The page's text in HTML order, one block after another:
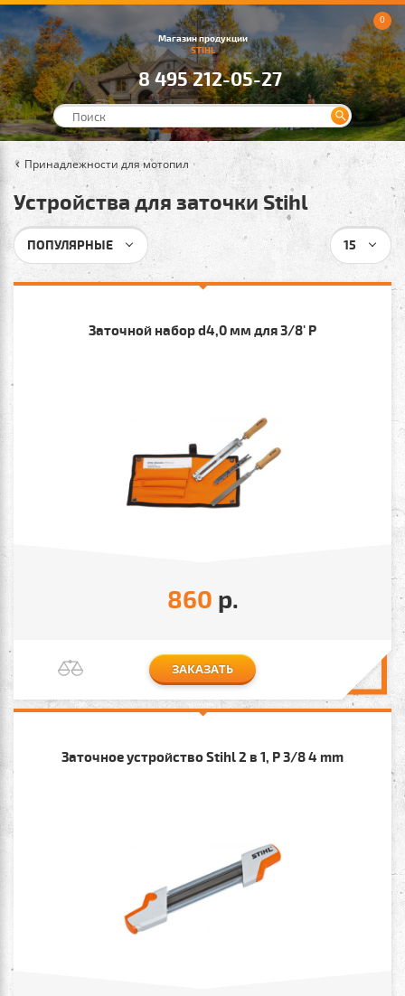
Магазин продукции
STIHL
8 495 212-05-27
0
Принадлежности для мотопил
Устройства для заточки Stihl
ПОПУЛЯРНЫЕ 15
Заточной набор d4,0 мм для 3/8' P
860 р.
ЗАКАЗАТЬ
Заточное устройство Stihl 2 в 1, P 3/8 4 mm